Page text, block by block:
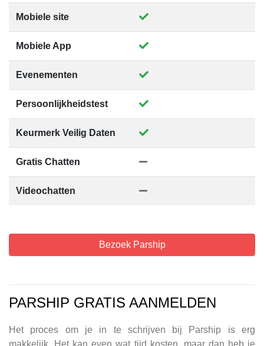
Mobiele site
Mobiele App
Evenementen
Persoonlijkheidstest
Keurmerk Veilig Daten
Gratis Chatten
Videochatten
Bezoek Parship
PARSHIP GRATIS AANMELDEN
Het proces om je in te schrijven bij Parship is erg